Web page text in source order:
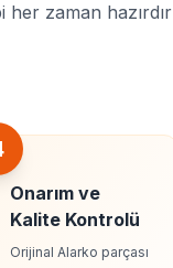
her zaman hazırdır
Onarım ve
Kalite Kontrolü
Orijinal Alarko parçası